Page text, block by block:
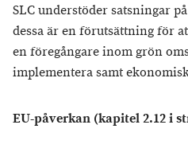
SLC understöder satsningar
dessa är en förutsättning för
en föregångare inom grön
implementera samt
EU-påverkan (kapitel 2.12 i